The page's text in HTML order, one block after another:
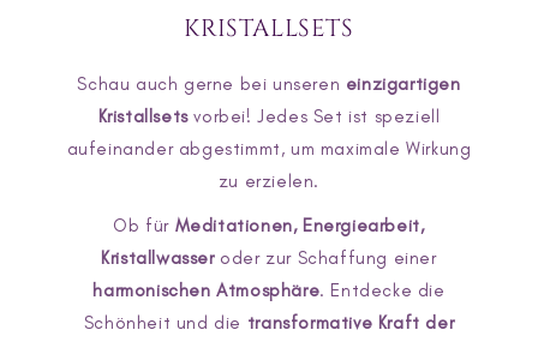
KRISTALLSETS
Schau auch gerne bei unseren einzigartigen
Kristallsetsvorbei! Jedes Set ist speziell
aufeinander abgestimmt, um maximale Wirkung
zu erzielen.
Ob für Meditationen, Energiearbeit,
Kristallwasseroder zur Schaffung einer
harmonischen Atmosphäre. Entdecke die
Schönheit und die transformative Kraft der